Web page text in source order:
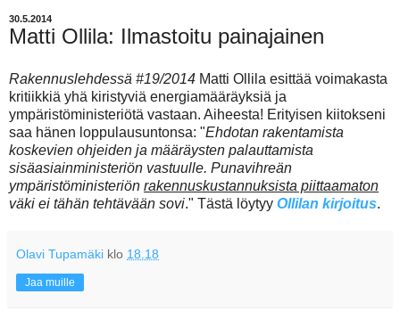
30.5.2014
Matti Ollila: Ilmastoitu painajainen
Rakennuslehdessä #19/2014 Matti Ollila esittää voimakasta
kritiikkiä yhä kiristyviä energiamääräyksiä ja
ympäristöministeriötä vastaan. Aiheesta! Erityisen kiitokseni
saa hänen loppulausuntonsa: "Ehdotan rakentamista
koskevien ohjeiden ja määräysten palauttamista
sisäasiainministeriön vastuulle. Punavihreän
ympäristöministeriön rakennuskustannuksista piittaamaton
väki ei tähän tehtävään sovi." Tästä löytyy Ollilan kirjoitus.
Olavi Tupamäki klo 18.18
Jaa muille